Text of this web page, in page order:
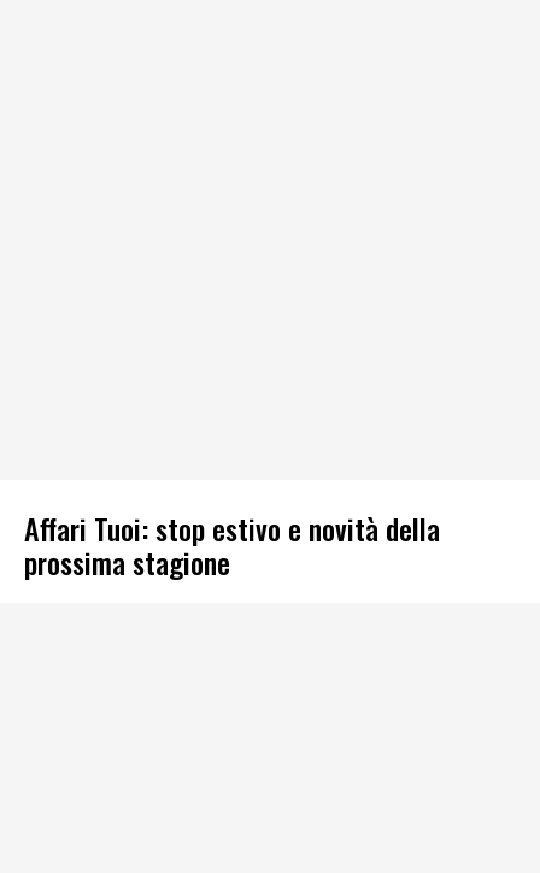
Affari Tuoi: stop estivo e novità della
prossima stagione